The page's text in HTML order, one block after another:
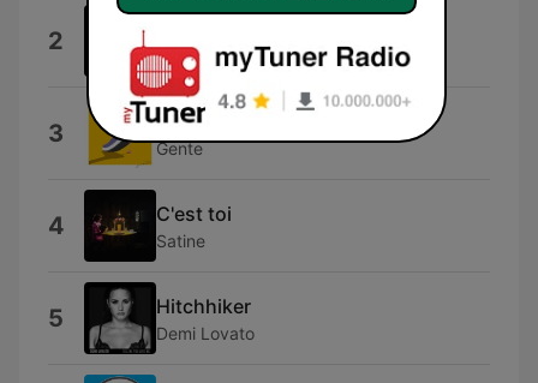
2 Elohim
3 che fastidio
Gente
4 C'est toi
Satine
5 Hitchhiker
Demi Lovato